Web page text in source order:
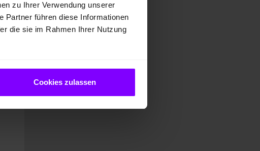
zu Ihrer Verwendung unserer
Partner führen diese Informationen
die sie im Rahmen Ihrer Nutzung
Cookies zulassen